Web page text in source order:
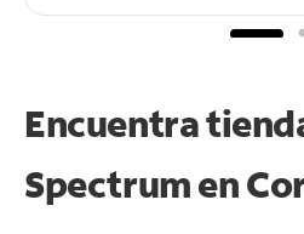
Encuentra
Spectrum en